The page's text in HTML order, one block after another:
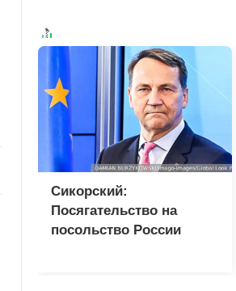
Сикорский:
Посягательство на
посольство России